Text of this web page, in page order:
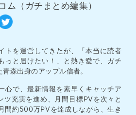
ム（ガチまとめ編集）
トを運営してきたが、「本当に読者
っと届けたい！」と熱き愛で、ガチ
森出身のアップル信者。
心で、最新情報を素早くキャッチア
ツ充実を進め、月間目標PVを次々と
間約500万PVを達成しながら、生き